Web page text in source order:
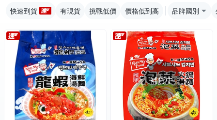
快速到貨 有現貨 挑戰低價 價格低到高 品牌國別
補貨中